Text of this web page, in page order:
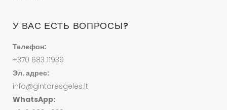
У ВАС ЕСТЬ ВОПРОСЫ?
Телефон:
+370 683 11939
Эл. адрес:
info@gintaresgeles.lt
WhatsApp: